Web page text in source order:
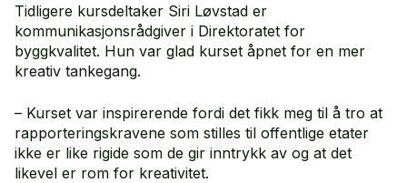
Tidligere kursdeltaker Siri Løvstad er
kommunikasjonsrådgiver i Direktoratet for
byggkvalitet. Hun var glad kurset åpnet for en mer
kreativ tankegang.
– Kurset var inspirerende fordi det fikk meg til å tro at
rapporteringskravene som stilles til offentlige etater
ikke er like rigide som de gir inntrykk av og at det
likevel er rom for kreativitet.